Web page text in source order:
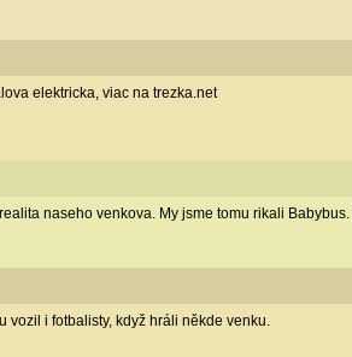
elektricka, viac na trezka.net
naseho venkova. My jsme tomu rikali
vozil i fotbalisty, když hráli někde venku.